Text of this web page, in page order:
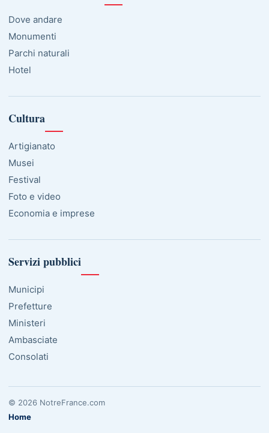
Dove andare
Monumenti
Parchi naturali
Hotel
Cultura
Artigianato
Musei
Festival
Foto e video
Economia e imprese
Servizi pubblici
Municipi
Prefetture
Ministeri
Ambasciate
Consolati
© 2026 NotreFrance.com
Home